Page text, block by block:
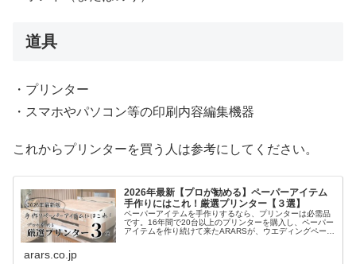
道具
・プリンター
・スマホやパソコン等の印刷内容編集機器
これからプリンターを買う人は参考にしてください。
2026年最新【プロが勧める】ペーパーアイテム
手作りにはこれ！厳選プリンター【３選】
ペーパーアイテムを手作りするなら、プリンターは必需品
です。16年間で20台以上のプリンターを購入し、ペーパー
アイテムを作り続けて来たARARSが、ウエディングペーパ
arars.co.jp